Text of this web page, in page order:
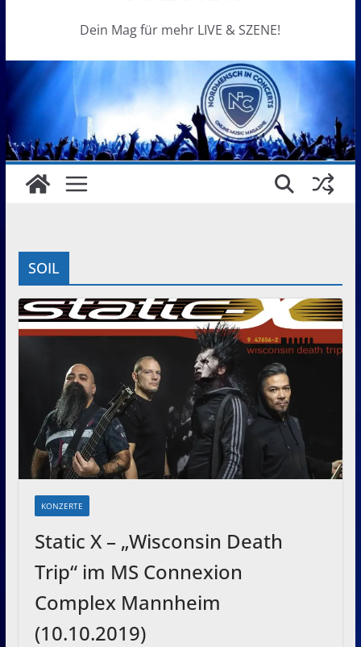
Dein Mag für mehr LIVE & SZENE!
SOIL
KONZERTE
Static X – „Wisconsin Death
Trip“ im MS Connexion
Complex Mannheim
(10.10.2019)